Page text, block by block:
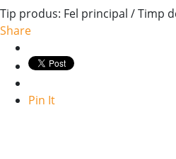
Tip produs: Fel principal / Timp
Share
Pin It